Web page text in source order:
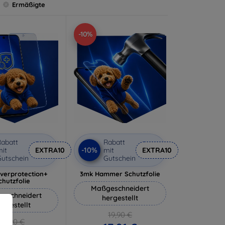
Ermäßigte
EXTRA10
18,90 €
-10%
-10%
Rabatt
mit
Gutschein
EXTRA10
3mk Hammer Schutzfolie
Maßgeschneidert
hergestellt
19,90 €